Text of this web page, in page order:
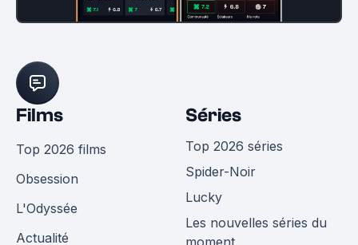
Films
Top 2026 films
Obsession
L'Odyssée
Actualité
Séries
Top 2026 séries
Spider-Noir
Lucky
Les nouvelles séries du
moment